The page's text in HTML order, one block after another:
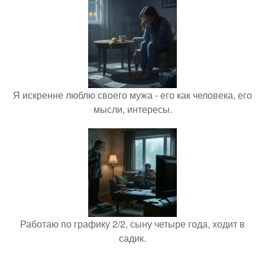
Я искренне люблю своего мужа - его как человека, его
мысли, интересы.
Работаю по графику 2/2, сыну четыре года, ходит в
садик.